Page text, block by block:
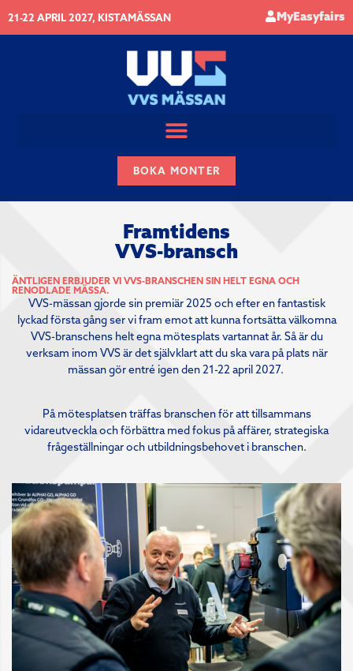
21-22 APRIL 2027, KISTAMÄSSAN MyEasyfairs
BOKA MONTER
Framtidens
VVS-bransch
ÄNTLIGEN ERBJUDER VI VVS-BRANSCHEN SIN HELT EGNA OCH
RENODLADE MÄSSA.
VVS-mässan gjorde sin premiär 2025 och efter en fantastisk
lyckad första gång ser vi fram emot att kunna fortsätta välkomna
VVS-branschens helt egna mötesplats vartannat år. Så är du
verksam inom VVS är det självklart att du ska vara på plats när
mässan gör entré igen den 21-22 april 2027.
På mötesplatsen träffas branschen för att tillsammans
vidareutveckla och förbättra med fokus på affärer, strategiska
frågeställningar och utbildningsbehovet i branschen.